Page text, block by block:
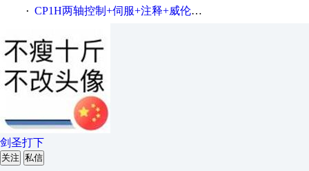
· CP1H两轴控制+伺服+注释+威伦触屏
剑圣打下
关注 私信